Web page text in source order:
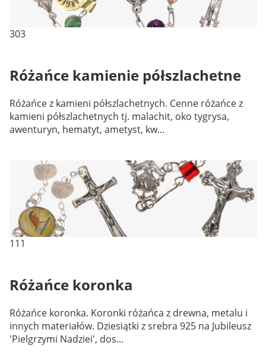
303
Różańce kamienie półszlachetne
Różańce z kamieni półszlachetnych. Cenne różańce z
kamieni półszlachetnych tj. malachit, oko tygrysa,
awenturyn, hematyt, ametyst, kw...
111
Różańce koronka
Różańce koronka. Koronki różańca z drewna, metalu i
innych materiałów. Dziesiątki z srebra 925 na Jubileusz
'Pielgrzymi Nadziei', dos...